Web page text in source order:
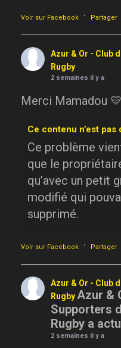
Voir sur Facebook · Partager
Azur & Or - Club
Rugby
2 semaines il y a
Merci Mamadou
Ce contenu n’est
Ce problème
que le
qu’avec un petit
modifié qui
supprimé.
Voir sur Facebook · Partager
Azur & Or - Club
RugbyAzur &
Supporters
Rugby a
2 semaines il y a